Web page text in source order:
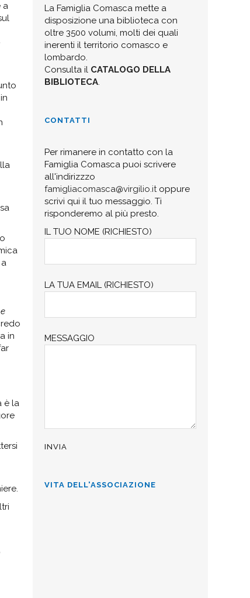
a
in
è la
La Famiglia Comasca mette a
disposizione una biblioteca con
oltre 3500 volumi, molti dei quali
inerenti il territorio comasco e
lombardo.
Consulta il CATALOGO DELLA
BIBLIOTECA.
CONTATTI
Per rimanere in contatto con la
Famiglia Comasca puoi scrivere
all'indirizzzo
famigliacomasca@virgilio.itoppure
scrivi qui il tuo messaggio. Ti
risponderemo al più presto.
IL TUO NOME (RICHIESTO)
LA TUA EMAIL (RICHIESTO)
MESSAGGIO
VITA DELL'ASSOCIAZIONE